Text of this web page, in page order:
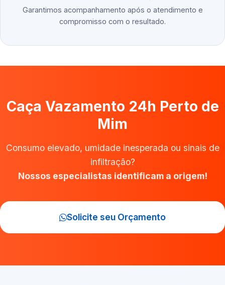
Garantimos acompanhamento após o atendimento e
compromisso com o resultado.
Caça Vazamento 24h Perto de
Mim
Consumo elevado, umidade inesperada ou sinais de
infiltração?
Nossos especialistas identificam a origem!
Solicite seu Orçamento